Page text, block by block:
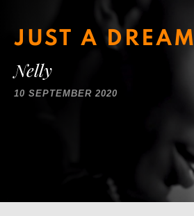
JUST A DREAM
Nelly
10 SEPTEMBER 2020